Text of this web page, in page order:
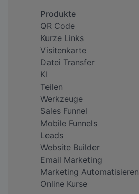
Produkte
QR Code
Kurze Links
Visitenkarte
Datei Transfer
KI
Teilen
Werkzeuge
Sales Funnel
Mobile Funnels
Leads
Website Builder
Email Marketing
Marketing Automatisieren
Online Kurse